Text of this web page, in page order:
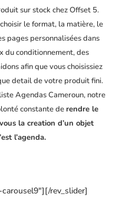
sur stock chez Offset 5.
le format, la matière, le
pages personnalisées dans
du conditionnement, des
afin que vous choisissiez
detail de votre produit fini.
Agendas Cameroun, notre
constante derendre le
la creation d’un objet
l’agenda.
rev_slider]